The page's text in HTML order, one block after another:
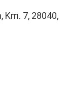
Km. 7, 28040,